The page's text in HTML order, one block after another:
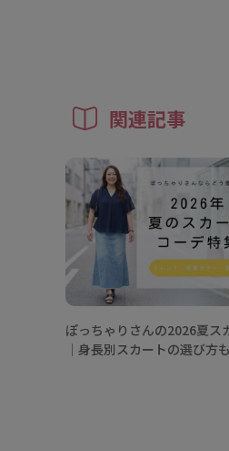
関連記事
ぽっちゃりさんの2026夏ス
│身長別スカートの選び方